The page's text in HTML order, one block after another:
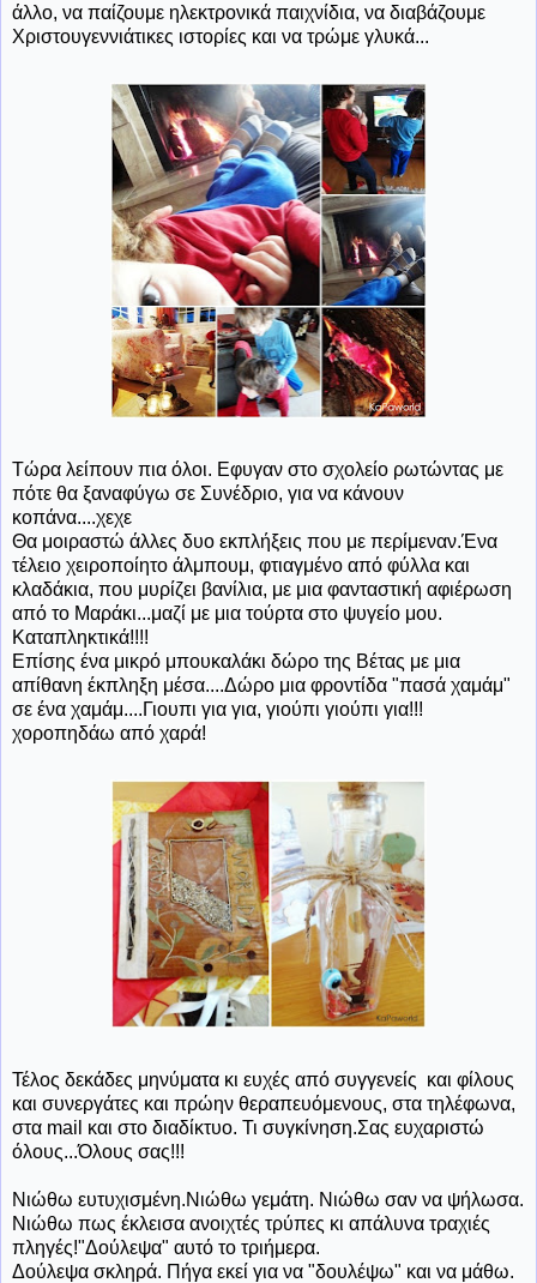
άλλο, να παίζουμε ηλεκτρονικά παιχνίδια, να διαβάζουμε
Χριστουγεννιάτικες ιστορίες και να τρώμε γλυκά...
Τώρα λείπουν πια όλοι. Εφυγαν στο σχολείο ρωτώντας με
πότε θα ξαναφύγω σε Συνέδριο, για να κάνουν
κοπάνα....χεχε
Θα μοιραστώ άλλες δυο εκπλήξεις που με περίμεναν.Ένα
τέλειο χειροποίητο άλμπουμ, φτιαγμένο από φύλλα και
κλαδάκια, που μυρίζει βανίλια, με μια φανταστική αφιέρωση
από το Μαράκι...μαζί με μια τούρτα στο ψυγείο μου.
Καταπληκτικά!!!!
Επίσης ένα μικρό μπουκαλάκι δώρο της Βέτας με μια
απίθανη έκπληξη μέσα....Δώρο μια φροντίδα "πασά χαμάμ"
σε ένα χαμάμ....Γιουπι για για, γιούπι γιούπι για!!!
χοροπηδάω από χαρά!
Τέλος δεκάδες μηνύματα κι ευχές από συγγενείς και φίλους
και συνεργάτες και πρώην θεραπευόμενους, στα τηλέφωνα,
στα mail και στο διαδίκτυο. Τι συγκίνηση.Σας ευχαριστώ
όλους...Όλους σας!!!
Νιώθω ευτυχισμένη.Νιώθω γεμάτη. Νιώθω σαν να ψήλωσα.
Νιώθω πως έκλεισα ανοιχτές τρύπες κι απάλυνα τραχιές
πληγές!"Δούλεψα" αυτό το τριήμερα.
Δούλεψα σκληρά. Πήγα εκεί για να "δουλέψω" και να μάθω.